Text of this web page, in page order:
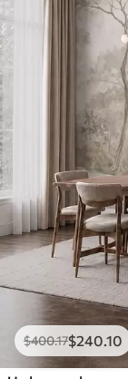
$400.17$240 .10